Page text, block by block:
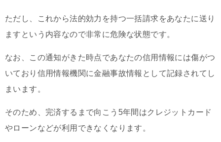
ただし、これから法的効力を持つ一括請求をあなたに送り
ますという内容なので非常に危険な状態です。
なお、この通知がきた時点であなたの信用情報には傷がつ
いており信用情報機関に金融事故情報として記録されてし
まいます。
そのため、完済するまで向こう5年間はクレジットカード
やローンなどが利用できなくなります。